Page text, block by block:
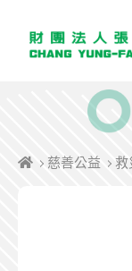
慈善公益 救